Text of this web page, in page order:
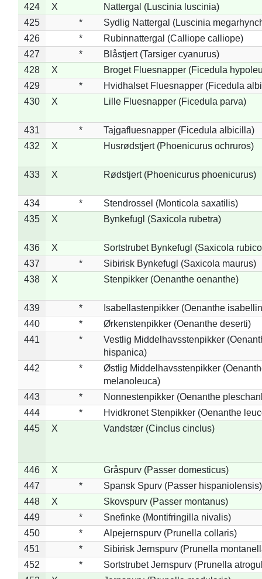
424 X
Nattergal (Luscinia luscinia)
425
*
Sydlig Nattergal (Luscinia
426
*
Rubinnattergal (Calliope calliope)
427
*
Blåstjert (Tarsiger cyanurus)
428
X
Broget Fluesnapper (Ficedula
429
*
Hvidhalset Fluesnapper (Ficedula
430
X Lille Fluesnapper (Ficedula parva)
431 *
Tajgafluesnapper (Ficedula albicilla)
432
X Husrødstjert (Phoenicurus ochruros)
433 X Rødstjert (Phoenicurus phoenicurus)
434 *
Stendrossel (Monticola saxatilis)
435
X Bynkefugl (Saxicola rubetra)
436 X
Sortstrubet Bynkefugl (Saxicola
437
*
Sibirisk Bynkefugl (Saxicola maurus)
438
X Stenpikker (Oenanthe oenanthe)
439 *
Isabellastenpikker (Oenanthe
440
*
Ørkenstenpikker (Oenanthe deserti)
441
*
Vestlig Middelhavsstenpikker
hispanica)
442
*
Østlig Middelhavsstenpikker
melanoleuca)
443
*
Nonnestenpikker (Oenanthe
444
*
Hvidkronet Stenpikker (Oenanthe
445
X Vandstær (Cinclus cinclus)
446 X
Gråspurv (Passer domesticus)
447
*
Spansk Spurv (Passer hispaniolensis)
448
X
Skovspurv (Passer montanus)
449
*
Snefinke (Montifringilla nivalis)
450
*
Alpejernspurv (Prunella collaris)
451
*
Sibirisk Jernspurv (Prunella
452
*
Sortstrubet Jernspurv (Prunella